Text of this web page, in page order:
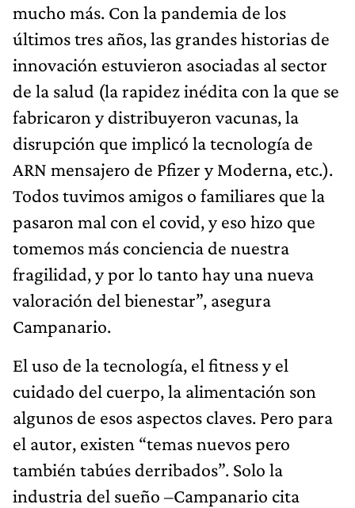
mucho más. Con la pandemia de los
últimos tres años, las grandes historias de
innovación estuvieron asociadas al sector
de la salud (la rapidez inédita con la que se
fabricaron y distribuyeron vacunas, la
disrupción que implicó la tecnología de
ARN mensajero de Pfizer y Moderna, etc.).
Todos tuvimos amigos o familiares que la
pasaron mal con el covid, y eso hizo que
tomemos más conciencia de nuestra
fragilidad, y por lo tanto hay una nueva
valoración del bienestar”, asegura
Campanario.
El uso de la tecnología, el fitness y el
cuidado del cuerpo, la alimentación son
algunos de esos aspectos claves. Pero para
el autor, existen “temas nuevos pero
también tabúes derribados”. Solo la
industria del sueño –Campanario cita